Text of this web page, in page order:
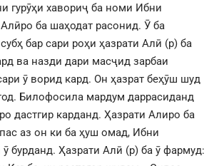
гурӯҳи хавориҷ ба номи Ибни
ба шаҳодат расонид. Ӯ ба
бар сари роҳи ҳазрати Алӣ (р) ба
ва назди дари масҷид зарбаи
ӯ ворид кард. Он ҳазрат беҳӯш шуд
Билофосила мардум даррасиданд
дастгир карданд. Ҳазрати Алиро ба
аз он ки ба ҳуш омад, Ибни
бурданд. Ҳазрати Алӣ (р) ба ӯ фармуд: